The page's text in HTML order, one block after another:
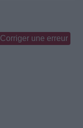
Corriger une erreur